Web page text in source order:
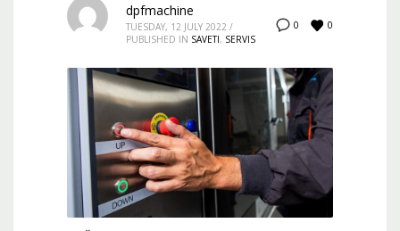
0 0
dpfmachine
TUESDAY, 12 JULY 2022 /
PUBLISHED IN SAVETI, SERVIS